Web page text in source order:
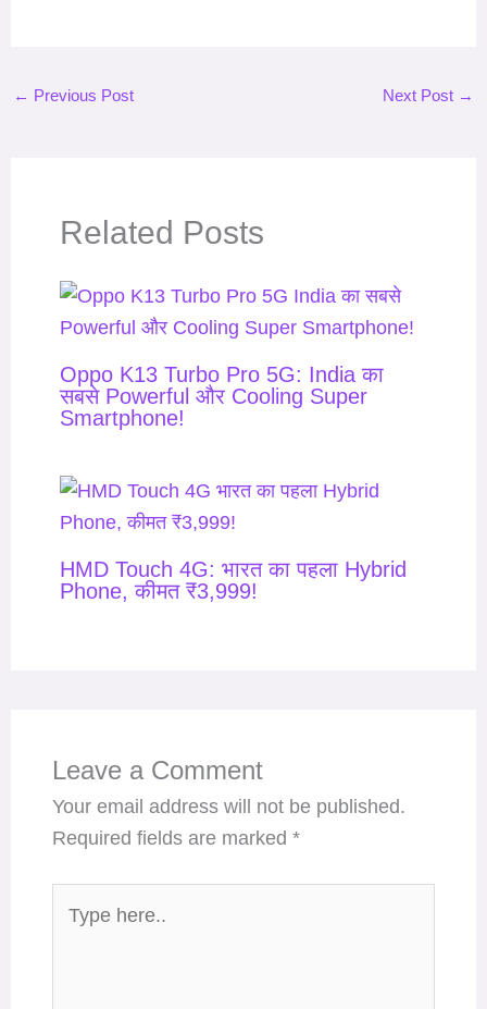
← Previous Post Next Post →
Related Posts
Oppo K13 Turbo Pro 5G: India का
सबसे Powerful और Cooling Super
Smartphone!
HMD Touch 4G: भारत का पहला Hybrid
Phone, कीमत ₹3,999!
Leave a Comment
Your email address will not be published.
Required fields are marked*
here..